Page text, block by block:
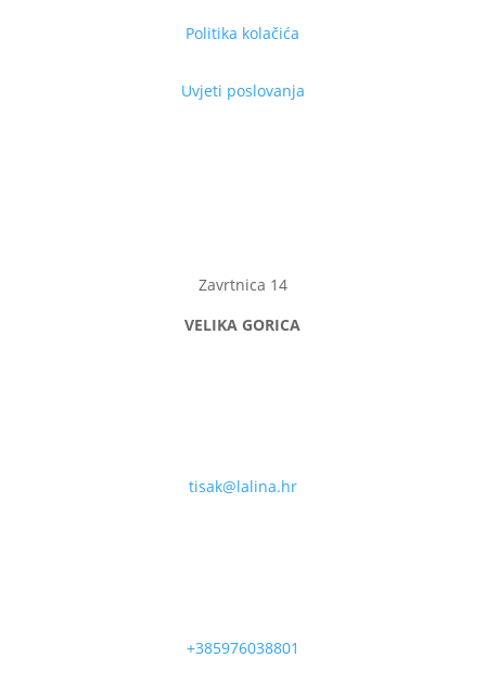
Politika kolačića
Uvjeti poslovanja
Zavrtnica 14
VELIKA GORICA
tisak@lalina.hr
+385976038801